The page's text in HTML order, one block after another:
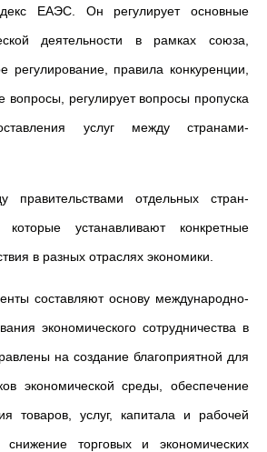
ЕАЭС . Он регулирует основные
деятельности в рамках союза,
регулирование, правила конкуренции,
вопросы, регулирует вопросы пропуска
услуг между странами-
правительствами отдельных стран-
устанавливают конкретные
в разных отраслях экономики.
составляют основу международно-
экономического сотрудничества в
на создание благоприятной для
экономической среды, обеспечение
товаров, услуг, капитала и рабочей
торговых и экономических